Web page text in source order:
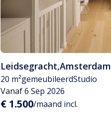
Leidsegracht,Amsterdam
20 m²gemeubileerdStudio
Vanaf 6 Sep 2026
€ 1.500/maand incl.